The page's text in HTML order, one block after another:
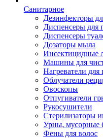
Санитарное
Дезинфекторы
Диспенсеры для
Диспенсеры
Дозаторы мыла
Инсектицидные
Машины для
Нагреватели для
Облучатели
Овоскопы
Отпугиватели
Рукосушители
Стерилизаторы
Урны, мусорные
Фены для волос